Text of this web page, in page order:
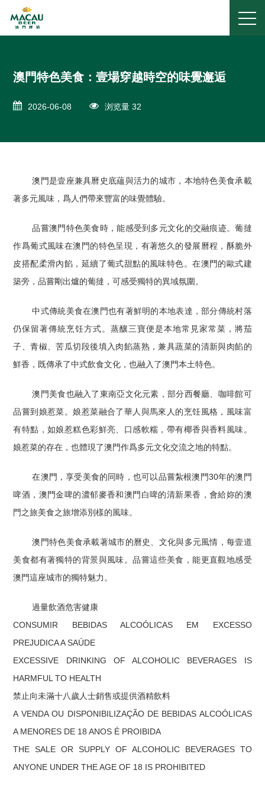
澳門特色美食：壹場穿越時空的味覺邂逅
2026-06-08 浏览量 32
澳門是壹座兼具曆史底蘊與活力的城市，本地特色美食承載
著多元風味，爲人們帶來豐富的味覺體驗。
品嘗澳門特色美食時，能感受到多元文化的交融痕迹。葡撻
作爲葡式風味在澳門的特色呈現，有著悠久的發展曆程，酥脆外
皮搭配柔滑內餡，延續了葡式甜點的風味特色。在澳門的歐式建
築旁，品嘗剛出爐的葡撻，可感受獨特的異域氛圍。
中式傳統美食在澳門也有著鮮明的本地表達，部分傳統村落
仍保留著傳統烹饪方式。蒸釀三寶便是本地常見家常菜，將茄
子、青椒、苦瓜切段後填入肉餡蒸熟，兼具蔬菜的清新與肉餡的
鮮香，既傳承了中式飲食文化，也融入了澳門本土特色。
澳門美食也融入了東南亞文化元素，部分西餐廳、咖啡館可
品嘗到娘惹菜。娘惹菜融合了華人與馬來人的烹饪風格，風味富
有特點，如娘惹糕色彩鮮亮、口感軟糯，帶有椰香與香料風味。
娘惹菜的存在，也體現了澳門作爲多元文化交流之地的特點。
在澳門，享受美食的同時，也可以品嘗紮根澳門30年的澳門
啤酒，澳門金啤的濃郁麥香和澳門白啤的清新果香，會給妳的澳
門之旅美食之旅增添別樣的風味。
澳門特色美食承載著城市的曆史、文化與多元風情，每壹道
美食都有著獨特的背景與風味。品嘗這些美食，能更直觀地感受
澳門這座城市的獨特魅力。
過量飲酒危害健康
CONSUMIR BEBIDAS ALCOÓLICAS EM EXCESSO
PREJUDICA A SAÚDE
EXCESSIVE DRINKING OF ALCOHOLIC BEVERAGES IS
HARMFUL TO HEALTH
禁止向未滿十八歲人士銷售或提供酒精飲料
A VENDA OU DISPONIBILIZAÇÃO DE BEBIDAS ALCOÓLICAS
A MENORES DE 18 ANOS É PROIBIDA
THE SALE OR SUPPLY OF ALCOHOLIC BEVERAGES TO
ANYONE UNDER THE AGE OF 18 IS PROHIBITED